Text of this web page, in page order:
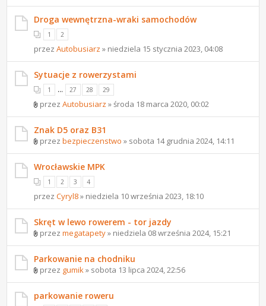
Droga wewnętrzna-wraki samochodów
1 2
przezAutobusiarz » niedziela 15 stycznia 2023, 04:08
Sytuacje z rowerzystami
1 ... 27 28 29
przezAutobusiarz » środa 18 marca 2020, 00:02
Znak D5 oraz B31
przezbezpieczenstwo » sobota 14 grudnia 2024, 14:11
Wrocławskie MPK
1 2 3 4
przezCyryl8» niedziela 10 września 2023, 18:10
Skręt w lewo rowerem - tor jazdy
przezmegatapety» niedziela 08 września 2024, 15:21
Parkowanie na chodniku
przez gumik » sobota 13 lipca 2024, 22:56
parkowanie roweru